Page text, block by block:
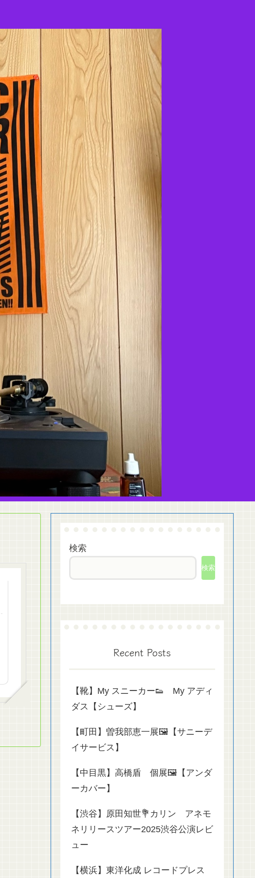
検索
検索
Recent Posts
【靴】My スニーカー👟 My アディ
ダス【シューズ】
【町田】曽我部恵一展🖼️【サニーデ
イサービス】
【中目黒】高橋盾 個展🖼️【アンダ
ーカバー】
【渋谷】原田知世💐カリン アネモ
ネリリースツアー2025渋谷公演レビ
ュー
【横浜】東洋化成 レコードプレス